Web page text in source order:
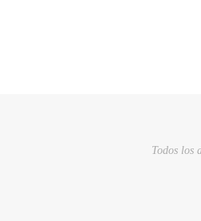
Todos los